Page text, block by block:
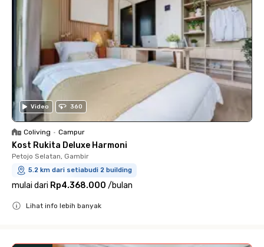
Video 360
Coliving • Campur
Kost Rukita Deluxe Harmoni
Petojo Selatan, Gambir
5.2 km dari setiabudi 2 building
mulai dari Rp4.368.000 /bulan
Lihat info lebih banyak